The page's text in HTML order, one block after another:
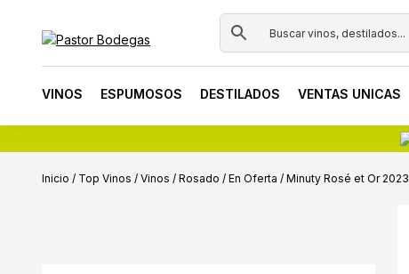
primary
navigation
content
de
destilados
VINOS ESPUMOSOS DESTILADOS VENTAS UNICAS
Inicio / Top Vinos / Vinos / Rosado / En Oferta / Minuty Rosé et Or 2023